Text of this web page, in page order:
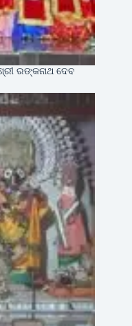
ରଙ୍କନାଥ ଦେବ